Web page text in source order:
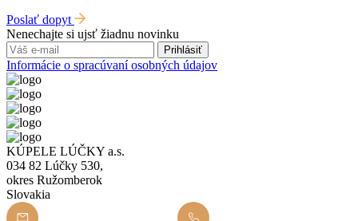
Poslať dopyt
Nenechajte si ujsť žiadnu novinku
Prihlásiť
Informácie o spracúvaní osobných údajov
KÚPELE LÚČKY a.s.
034 82 Lúčky 530,
okres Ružomberok
Slovakia